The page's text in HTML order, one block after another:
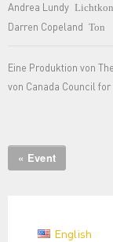
Andrea Lundy
Darren Copeland Ton
Eine Produktion von
von Canada Council for
« Event
English